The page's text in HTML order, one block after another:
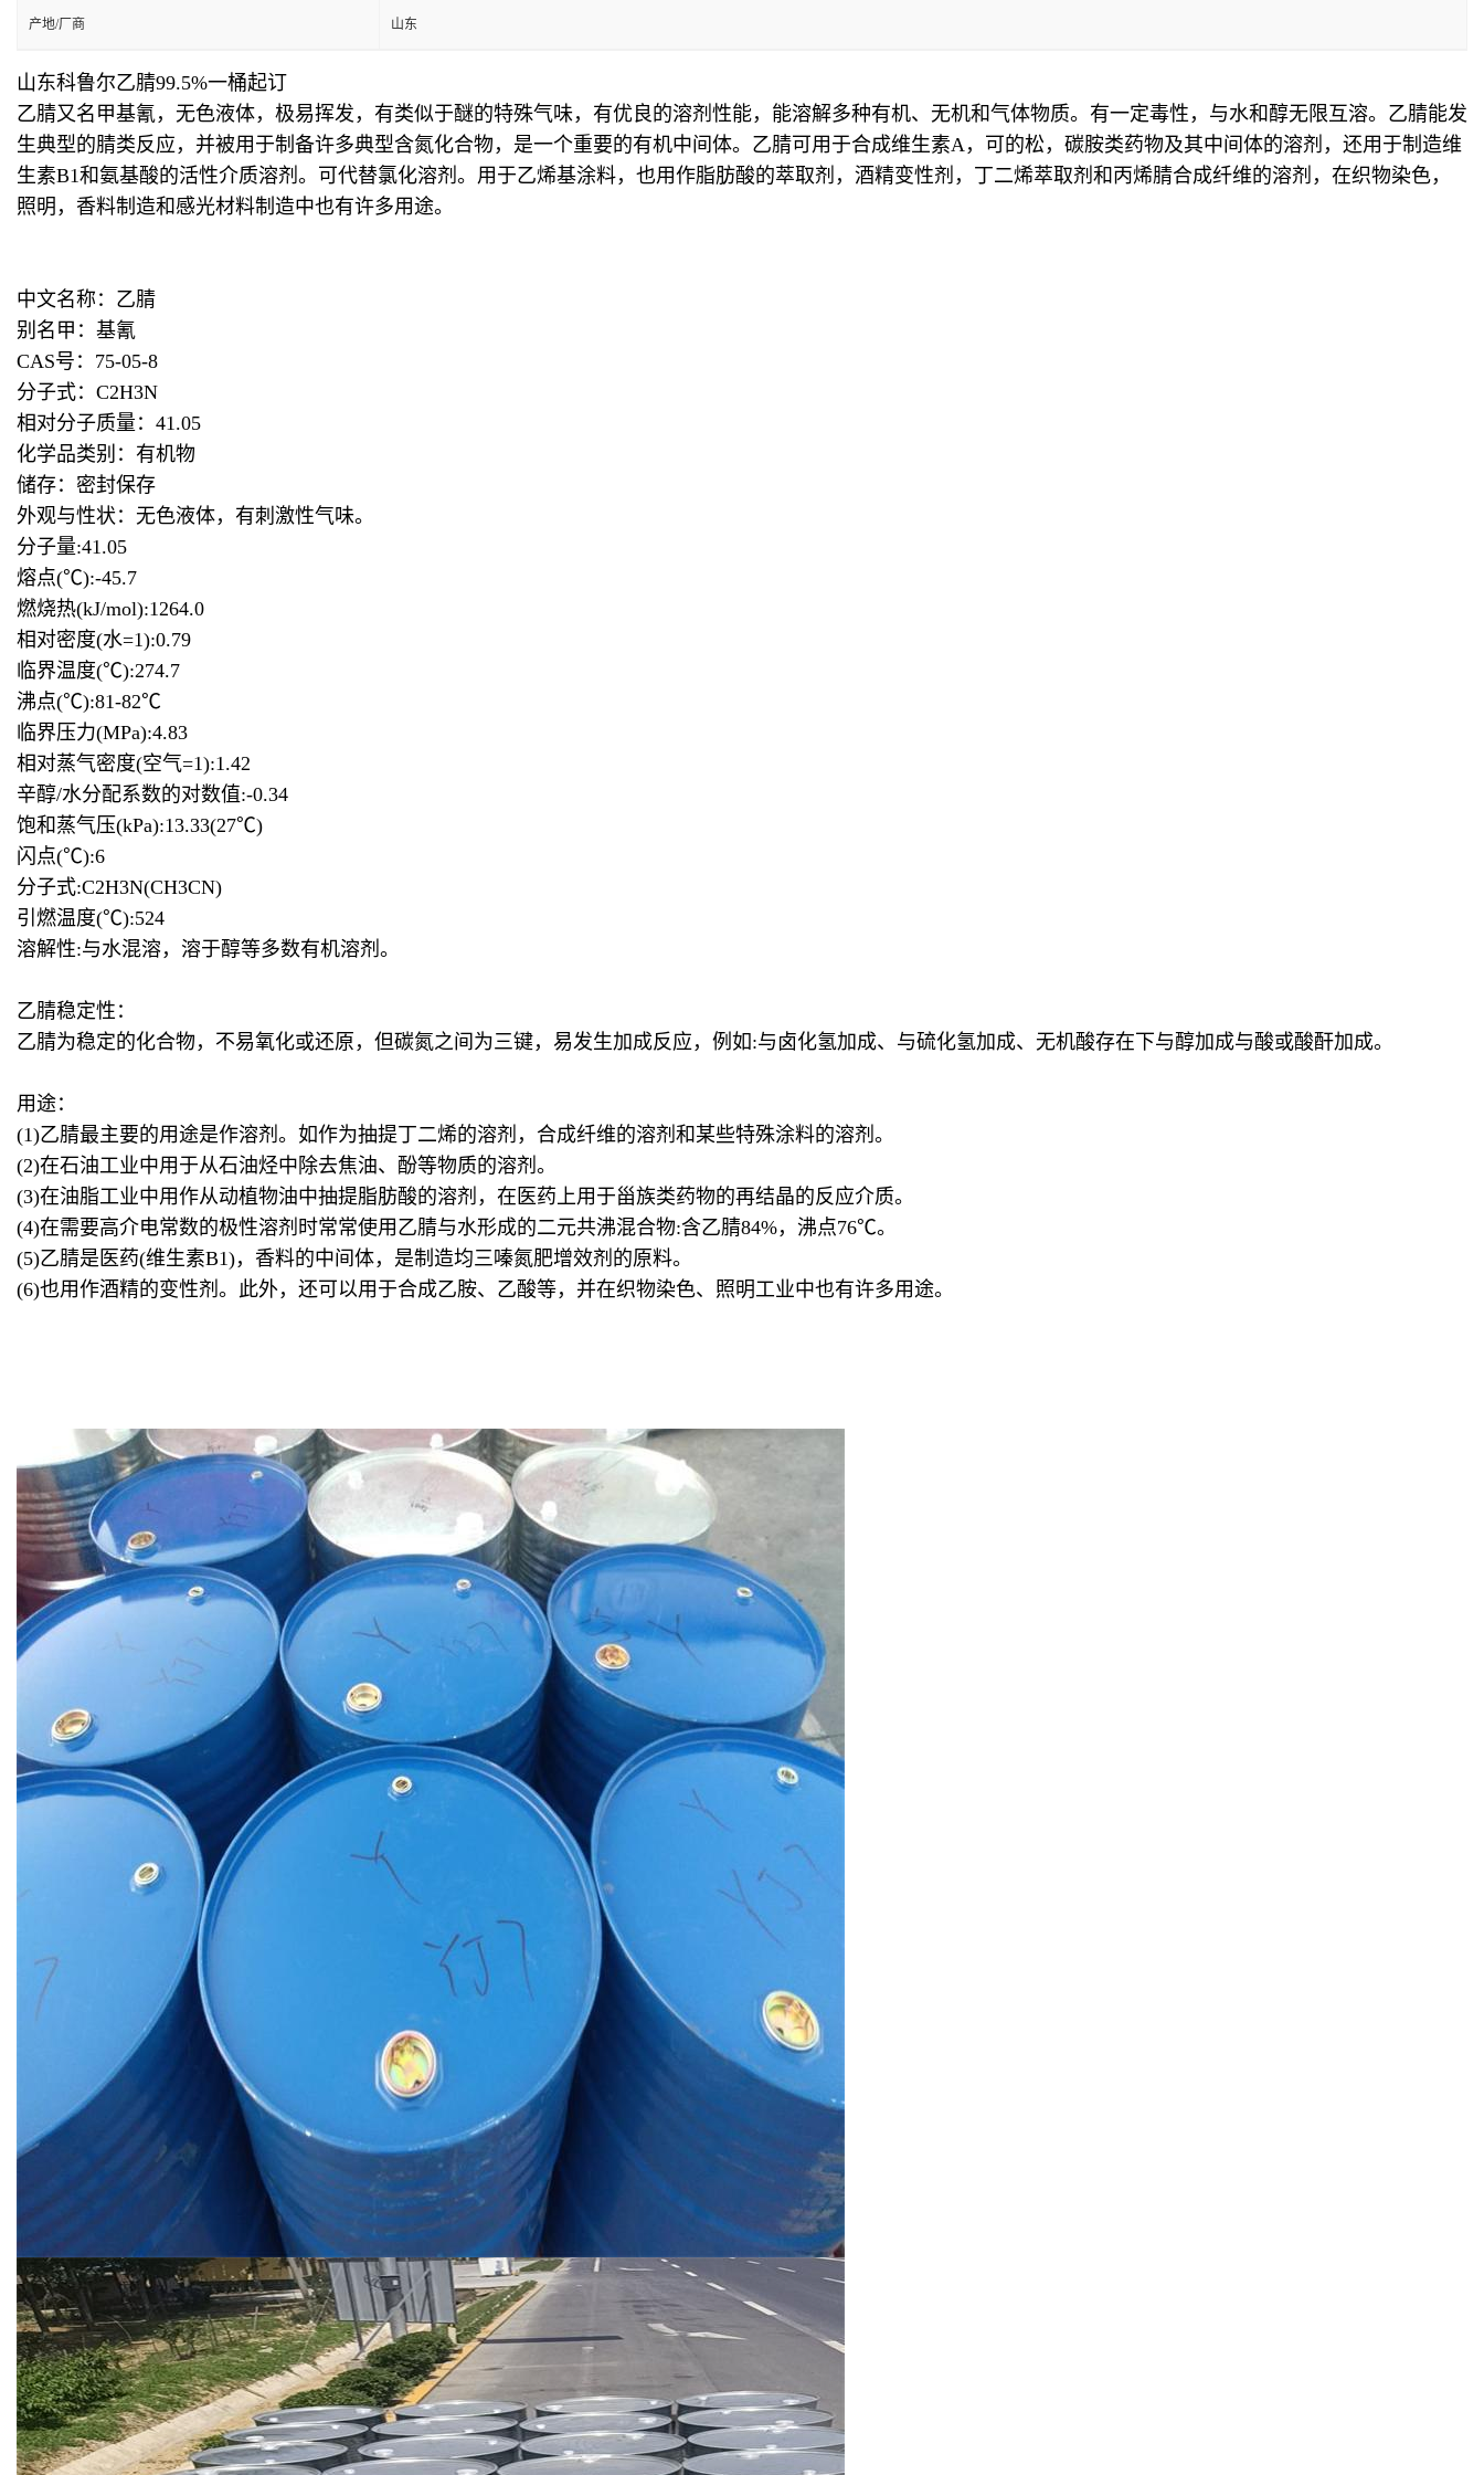
产地/厂商 山东
山东科鲁尔乙腈99.5%一桶起订
乙腈又名甲基氰，无色液体，极易挥发，有类似于醚的特殊气味，有优良的溶剂性能，能溶解多种有机、无机和气体物质。有一定毒性，与水和醇无限互溶。乙腈能发
生典型的腈类反应，并被用于制备许多典型含氮化合物，是一个重要的有机中间体。乙腈可用于合成维生素A，可的松，碳胺类药物及其中间体的溶剂，还用于制造维
生素B1和氨基酸的活性介质溶剂。可代替氯化溶剂。用于乙烯基涂料，也用作脂肪酸的萃取剂，酒精变性剂，丁二烯萃取剂和丙烯腈合成纤维的溶剂，在织物染色，
照明，香料制造和感光材料制造中也有许多用途。
中文名称：乙腈
别名甲：基氰
CAS号：75-05-8
分子式：C2H3N
相对分子质量：41.05
化学品类别：有机物
储存：密封保存
外观与性状：无色液体，有刺激性气味。
分子量:41.05
熔点(℃):-45.7
燃烧热(kJ/mol):1264.0
相对密度(水=1):0.79
临界温度(℃):274.7
沸点(℃):81-82℃
临界压力(MPa):4.83
相对蒸气密度(空气=1):1.42
辛醇/水分配系数的对数值:-0.34
饱和蒸气压(kPa):13.33(27℃)
闪点(℃):6
分子式:C2H3N(CH3CN)
引燃温度(℃):524
溶解性:与水混溶，溶于醇等多数有机溶剂。
乙腈稳定性：
乙腈为稳定的化合物，不易氧化或还原，但碳氮之间为三键，易发生加成反应，例如:与卤化氢加成、与硫化氢加成、无机酸存在下与醇加成与酸或酸酐加成。
用途：
(1)乙腈最主要的用途是作溶剂。如作为抽提丁二烯的溶剂，合成纤维的溶剂和某些特殊涂料的溶剂。
(2)在石油工业中用于从石油烃中除去焦油、酚等物质的溶剂。
(3)在油脂工业中用作从动植物油中抽提脂肪酸的溶剂，在医药上用于甾族类药物的再结晶的反应介质。
(4)在需要高介电常数的极性溶剂时常常使用乙腈与水形成的二元共沸混合物:含乙腈84%，沸点76℃。
(5)乙腈是医药(维生素B1)，香料的中间体，是制造均三嗪氮肥增效剂的原料。
(6)也用作酒精的变性剂。此外，还可以用于合成乙胺、乙酸等，并在织物染色、照明工业中也有许多用途。